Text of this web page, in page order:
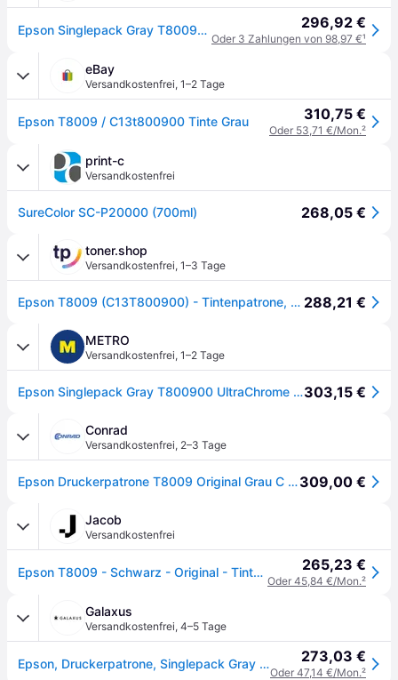
Epson Singlepack Gray T800900 UltraChrome PRO 700ml, Grau, Tinte auf Pigmentbasis, 700 ml, 1 Stück(e), Einzelpackung 296,92 €
Oder 3 Zahlungen von 98,97 €¹
eBay
Versandkostenfrei, 1–2 Tage
Epson T8009 / C13t800900 Tinte Grau 310,75 €
Oder 53,71 €/Mon.²
print-c
Versandkostenfrei
SureColor SC-P20000 (700ml) 268,05 €
toner.shop
Versandkostenfrei, 1–3 Tage
Epson T8009 (C13T800900) - Tintenpatrone, gray (grau) 288,21 €
METRO
Versandkostenfrei, 1–2 Tage
Epson Singlepack Gray T800900 UltraChrome PRO 700ml303,15 €
Conrad
Versandkostenfrei, 2–3 Tage
Epson Druckerpatrone T8009 Original Grau C 13 T 800900309,00 €
Jacob
Versandkostenfrei
Epson T8009 - Schwarz - Original - Tintenpatrone - für SureColor SC-P20000 (C13T800900) 265,23 €
Oder 45,84 €/Mon.²
Galaxus
Versandkostenfrei, 4–5 Tage
Epson, Druckerpatrone, Singlepack Gray T800900 UltraChrome PRO 700ml (LGY) 273,03 €
Oder 47,14 €/Mon.²